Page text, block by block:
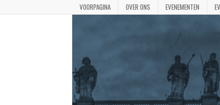
VOORPAGINA OVER ONS EVENEMENTEN